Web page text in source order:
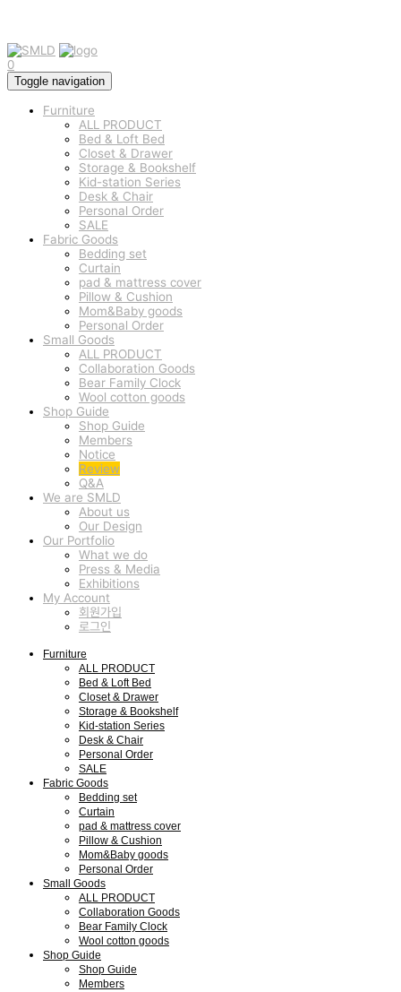
0
Toggle navigation
Furniture
ALL PRODUCT
Bed & Loft Bed
Closet & Drawer
Storage & Bookshelf
Kid-station Series
Desk & Chair
Personal Order
SALE
Fabric Goods
Bedding set
Curtain
pad & mattress cover
Pillow & Cushion
Mom&Baby goods
Personal Order
Small Goods
ALL PRODUCT
Collaboration Goods
Bear Family Clock
Wool cotton goods
Shop Guide
Shop Guide
Members
Notice
Review
Q&A
We are SMLD
About us
Our Design
Our Portfolio
What we do
Press & Media
Exhibitions
My Account
회원가입
로그인
Furniture
ALL PRODUCT
Bed & Loft Bed
Closet & Drawer
Storage & Bookshelf
Kid-station Series
Desk & Chair
Personal Order
SALE
Fabric Goods
Bedding set
Curtain
pad & mattress cover
Pillow & Cushion
Mom&Baby goods
Personal Order
Small Goods
ALL PRODUCT
Collaboration Goods
Bear Family Clock
Wool cotton goods
Shop Guide
Shop Guide
Members